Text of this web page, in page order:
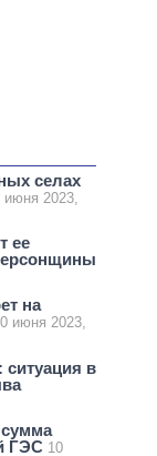
селах
июня 2023,
ее
на
июня 2023,
ситуация в
сумма
ГЭС 10